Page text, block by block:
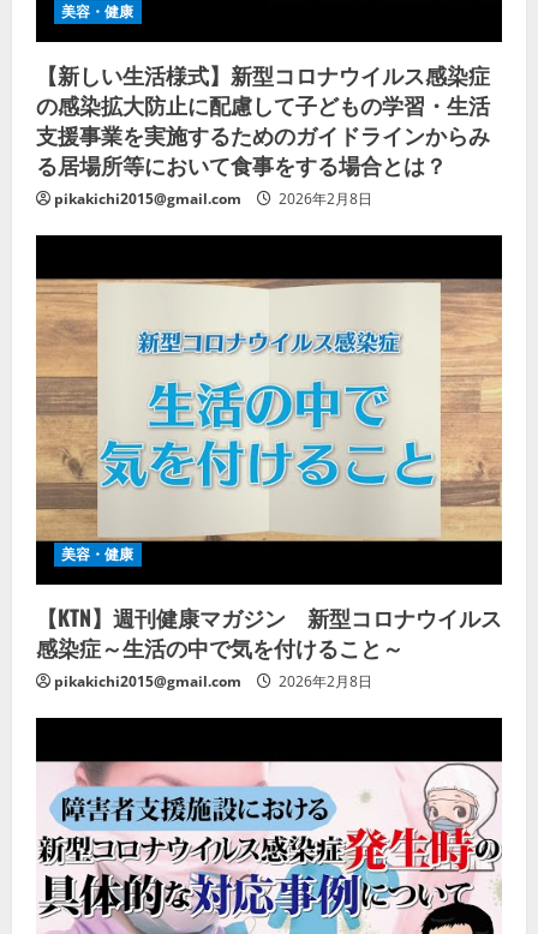
美容・健康
【新しい生活様式】新型コロナウイルス感染症
の感染拡大防止に配慮して子どもの学習・生活
支援事業を実施するためのガイドラインからみ
る居場所等において食事をする場合とは？
pikakichi2015@gmail.com 2026年2月8日
美容・健康
【KTN】週刊健康マガジン 新型コロナウイルス
感染症～生活の中で気を付けること～
pikakichi2015@gmail.com 2026年2月8日